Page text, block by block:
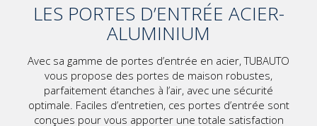
LES PORTES D’ENTRÉE ACIER-
ALUMINIUM
Avec sa gamme de portes d’entrée en acier, TUBAUTO
vous propose des portes de maison robustes,
parfaitement étanches à l’air, avec une sécurité
optimale. Faciles d’entretien, ces portes d’entrée sont
conçues pour vous apporter une totale satisfaction